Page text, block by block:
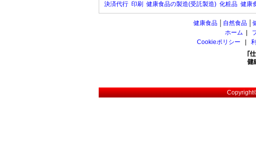
決済代行 印刷 健康食品の製造(受託製造) 化粧品 健康
健康食品 自然食品
ホーム
Cookieポリシー